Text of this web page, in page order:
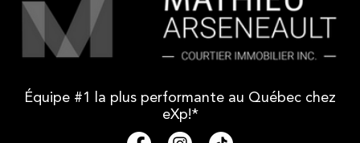
Équipe #1 la plus performante au Québec chez
eXp!*